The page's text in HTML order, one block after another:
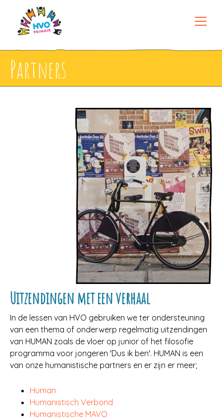
Partners
Uitzendingen met een verhaal
In de lessen van HVO gebruiken we ter ondersteuning
van een thema of onderwerp regelmatig uitzendingen
van HUMAN zoals de vloer op junior of het filosofie
programma voor jongeren 'Dus ik ben'. HUMAN is een
van onze humanistische partners en er zijn er meer;
Human
Humanistisch Verbond
Humanistische MAVO